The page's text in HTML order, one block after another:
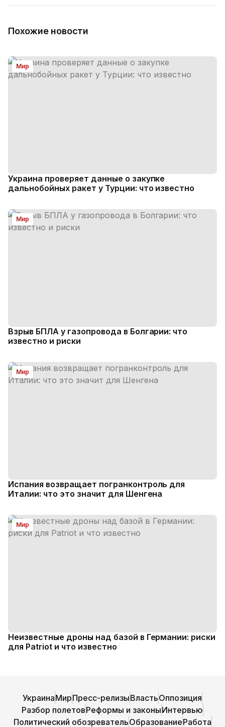
Похожие новости
Мир
Украина проверяет данные о закупке
дальнобойных ракет у Турции: что известно
Мир
Взрыв БПЛА у газопровода в Болгарии: что
известно и риски
Мир
Испания возвращает погранконтроль для
Италии: что это значит для Шенгена
Мир
Неизвестные дроны над базой в Германии: риски
для Patriot и что известно
УкраинаМирПресс-релизыВластьОппозиция
Разбор полетовРеформы и законыИнтервью
Политический обозревательОбразованиеРабота